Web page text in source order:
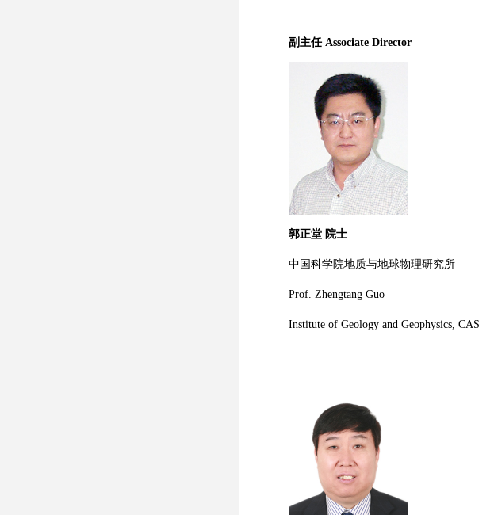
副主任 Associate Director
郭正堂 院士
中国科学院地质与地球物理研究所
Prof. Zhengtang Guo
Institute of Geology and Geophysics, CAS